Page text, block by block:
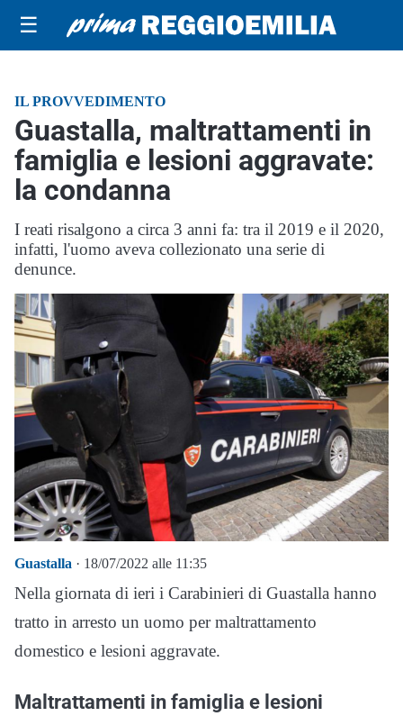
☰
IL PROVVEDIMENTO
Guastalla, maltrattamenti in
famiglia e lesioni aggravate:
la condanna
I reati risalgono a circa 3 anni fa: tra il 2019 e il 2020,
infatti, l'uomo aveva collezionato una serie di
denunce.
Guastalla · 18/07/2022 alle 11:35
Nella giornata di ieri i Carabinieri di Guastalla hanno
tratto in arresto un uomo per maltrattamento
domestico e lesioni aggravate.
Maltrattamenti in famiglia e lesioni